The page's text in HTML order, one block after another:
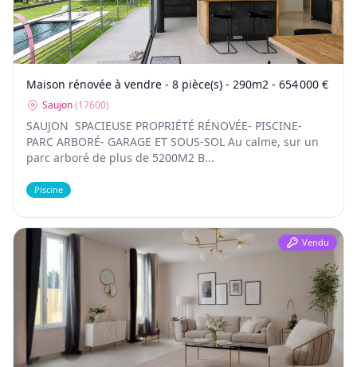
Maison rénovée à vendre - 8 pièce(s) - 290m2 - 654 000 €
Saujon(17600)
SAUJON  SPACIEUSE PROPRIÉTÉ RÉNOVÉE- PISCINE-
PARC ARBORÉ- GARAGE ET SOUS-SOL Au calme, sur un
parc arboré de plus de 5200M2 B...
Piscine
Vendu